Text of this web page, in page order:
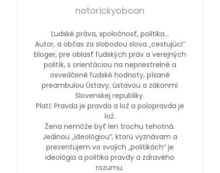
notorickyobcan
Ľudské práva, spoločnosť, politika…
Autor, a občas za slobodou slova „cestujúci“
bloger, pre oblasť ľudských práv a verejných
politík, s orientáciou na nepriestrelné a
osvedčené ľudské hodnoty, písané
preambulou Ústavy, ústavou a zákonmi
Slovenskej republiky.
Platí: Pravda je pravda a lož a polopravda je
lož.
Žena nemôže byť len trochu tehotná.
Jedinou „ideológiou“, ktorú vyznávam a
prezentujem vo svojich „politikách“ je
ideológia a politika pravdy a zdravého
rozumu.